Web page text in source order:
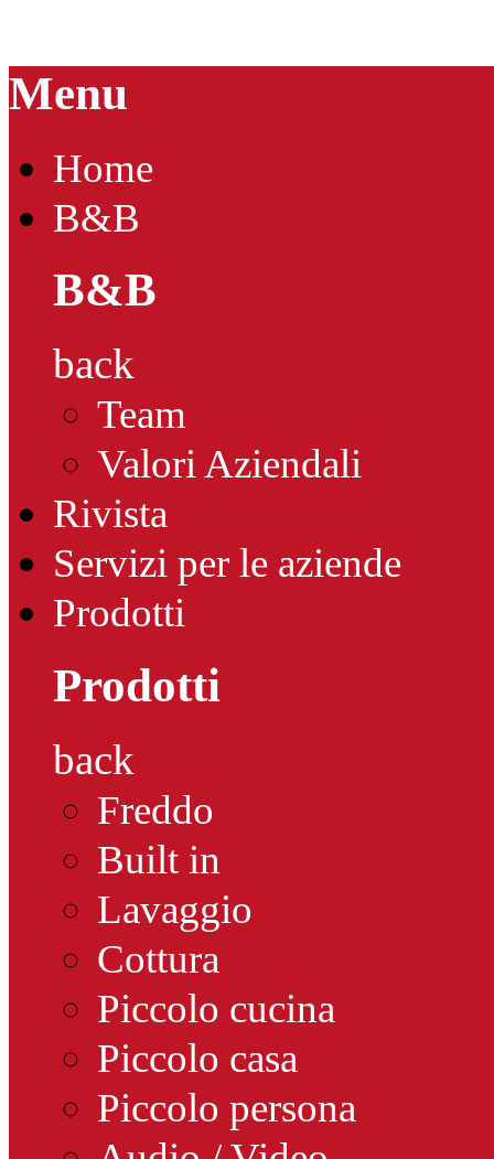
Menu
Home
B&B
B&B
back
Team
Valori Aziendali
Rivista
Servizi per le aziende
Prodotti
Prodotti
back
Freddo
Built in
Lavaggio
Cottura
Piccolo cucina
Piccolo casa
Piccolo persona